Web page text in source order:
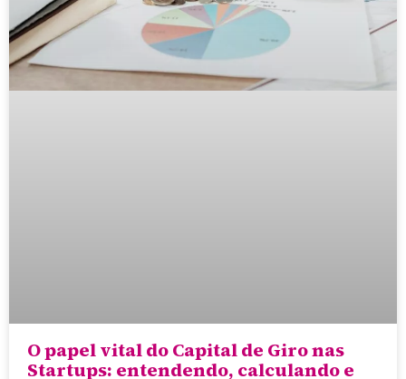
O papel vital do Capital de Giro nas
Startups: entendendo, calculando e